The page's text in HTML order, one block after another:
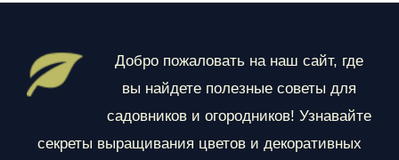
л
Добро пожаловать на наш сайт, где
вы найдете полезные советы для
садовников и огородников! Узнавайте
секреты выращивания цветов и декоративных